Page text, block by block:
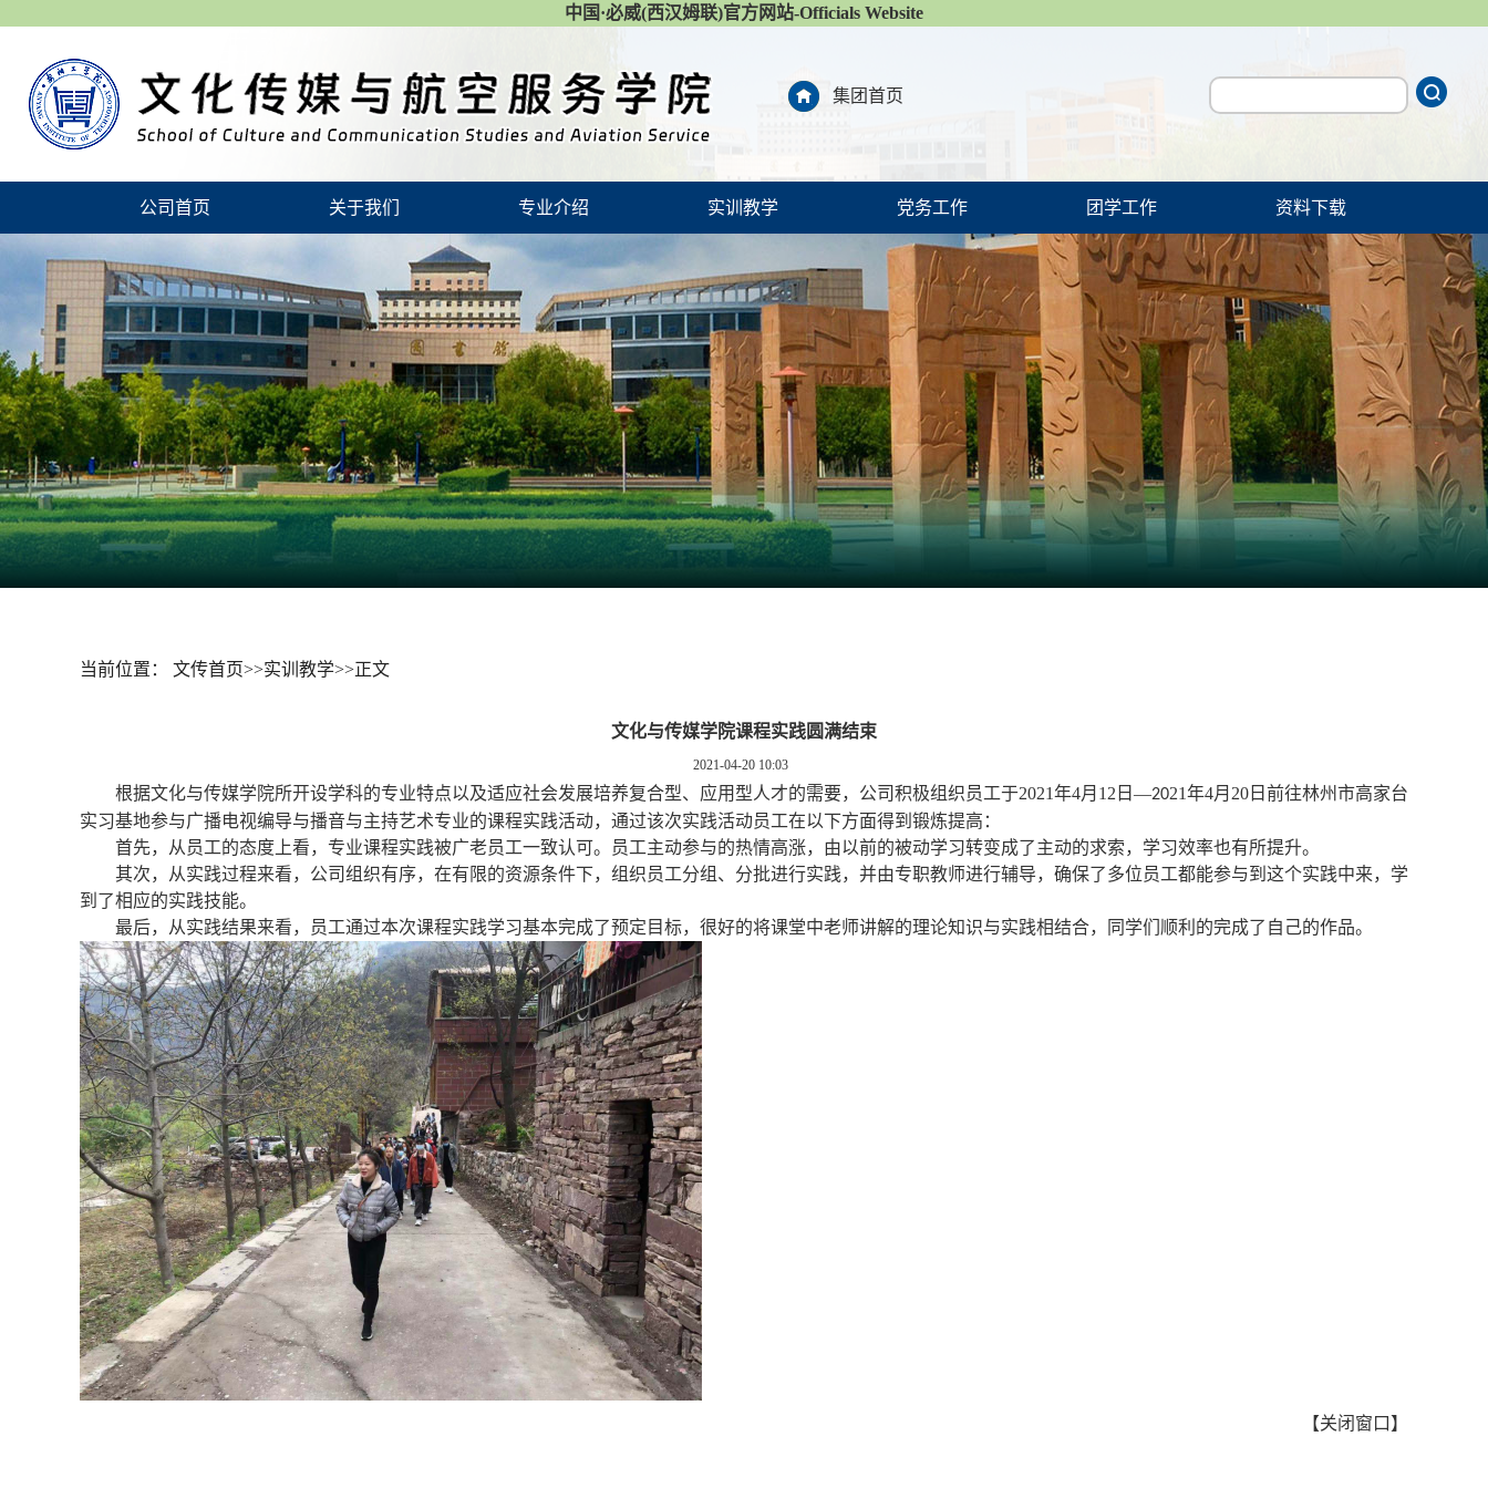
中国·必威(西汉姆联)官方网站-Officials Website
集团首页
公司首页 关于我们 专业介绍 实训教学 党务工作 团学工作 资料下载
当前位置： 文传首页>>实训教学>>正文
文化与传媒学院课程实践圆满结束
2021-04-20 10:03
根据文化与传媒学院所开设学科的专业特点以及适应社会发展培养复合型、应用型人才的需要，公司积极组织员工于2021年4月 12 日 —2021年4月 20 日 前往林州市高家台
实习基地参与广播电视编导与播音与主持艺术专业的课程实践活动，通过该次实践活动员工在以下方面得到锻炼提高：
首先，从员工的态度上看，专业课程实践被广老员工一致认可。
员工主动参与的热情高涨，由以前的被动学习转变成了主动的求索，学习效率也有所提升。
其次，从实践过程来看，公司组织有序，在有限的资源条件下，组织员工分组、分批进行实践，并由专职教师进行辅导，确保了多位员工都能参与到这个实践中来，学
到了相应的实践技能。
最后，从实践结果来看，员工通过本次课程实践学习基本完成了预定目标， 很好的将课堂中老师讲解的理论知识与实践相结合， 同学们 顺利的完成了自己的作品。
【关闭窗口 】